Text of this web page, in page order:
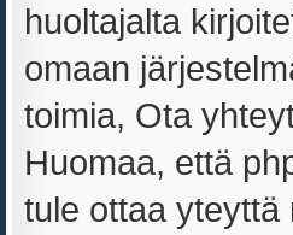
huoltajalta
omaan
toimia, Ota
Huomaa, että
tule ottaa